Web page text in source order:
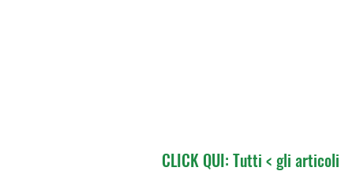
CLICK QUI: Tutti < gli articoli